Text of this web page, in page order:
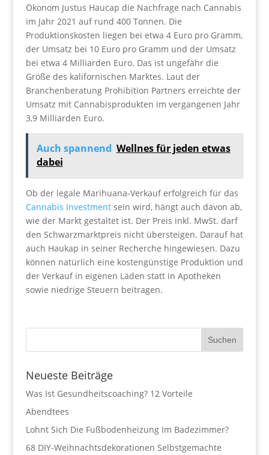
Ökonom Justus Haucap die Nachfrage nach Cannabis
im Jahr 2021 auf rund 400 Tonnen. Die
Produktionskosten liegen bei etwa 4 Euro pro Gramm,
der Umsatz bei 10 Euro pro Gramm und der Umsatz
bei etwa 4 Milliarden Euro. Das ist ungefähr die
Größe des kalifornischen Marktes. Laut der
Branchenberatung Prohibition Partners erreichte der
Umsatz mit Cannabisprodukten im vergangenen Jahr
3,9 Milliarden Euro.
Auch spannend Wellnes für jeden etwas
dabei
Ob der legale Marihuana-Verkauf erfolgreich für das
Cannabis Investmentsein wird, hängt auch davon ab,
wie der Markt gestaltet ist. Der Preis inkl. MwSt. darf
den Schwarzmarktpreis nicht übersteigen. Darauf hat
auch Haukap in seiner Recherche hingewiesen. Dazu
können natürlich eine kostengünstige Produktion und
der Verkauf in eigenen Läden statt in Apotheken
sowie niedrige Steuern beitragen.
Neueste Beiträge
Was Ist Gesundheitscoaching? 12 Vorteile
Abendtees
Lohnt Sich Die Fußbodenheizung Im Badezimmer?
68 DIY-Weihnachtsdekorationen Selbstgemachte